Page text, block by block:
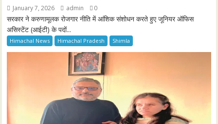
January 7, 2026 admin 0
सरकार ने करुणामूलक रोजगार नीति में आंशिक संशोधन करते हुए जूनियर ऑफिस
असिस्टेंट (आईटी) के पदों...
Himachal News Himachal Pradesh Shimla